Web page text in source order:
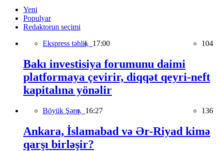
Yeni
Populyar
Redaktorun seçimi
Ekspress təhlil, 17:00 104
Bakı investisiya forumunu daimi
platformaya çevirir, diqqət qeyri-neft
kapitalına yönəlir
Böyük Şərq, 16:27 136
Ankara, İslamabad və Ər-Riyad kimə
qarşı birləşir?